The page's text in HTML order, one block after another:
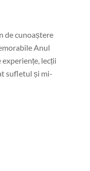
de cunoaștere
Anul
lecții
sufletul și mi-